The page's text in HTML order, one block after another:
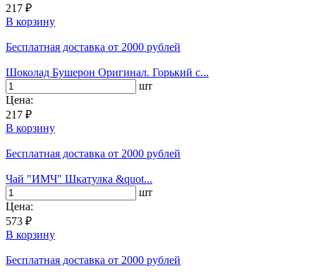
217 ₽
В корзину
Бесплатная доставка от 2000 рублей
Шоколад Бушерон Оригинал. Горький с...
шт
Цена:
217 ₽
В корзину
Бесплатная доставка от 2000 рублей
Чай "ИМЧ" Шкатулка &quot...
шт
Цена:
573 ₽
В корзину
Бесплатная доставка от 2000 рублей